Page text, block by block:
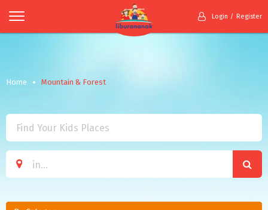
Login Register
Home Mountain & Forest